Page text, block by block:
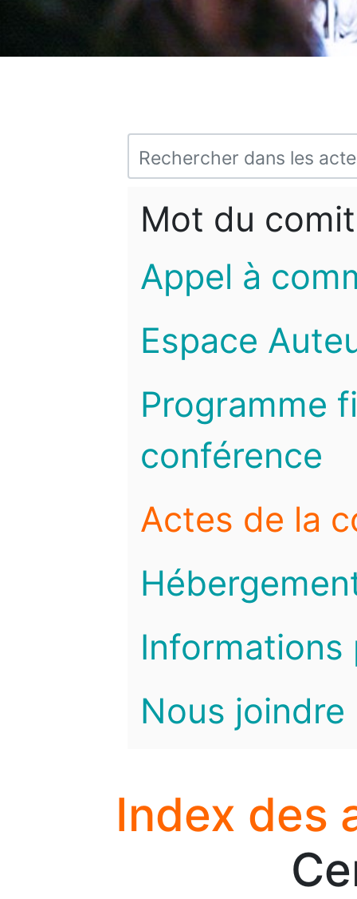
Mot du
Appel à
Espace
Programme
conférence
Actes de la
Informations
Nous joindre
Index des